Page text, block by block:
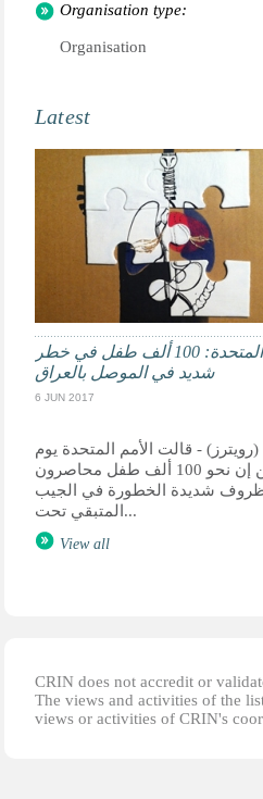
Organisation type:
Organisation
Latest
الأمم المتحدة: 100 ألف طفل في خطر
شديد في الموصل بالعراق
6 JUN 2017
(رويترز) - قالت الأمم المتحدة يوم
الاثنين إن نحو 100 ألف طفل محاصرون
شديدة الخطورة في الجيب
المتبقي تحت...
View all
CRIN does not accredit or
The views and activities of the
views or activities of CRIN's